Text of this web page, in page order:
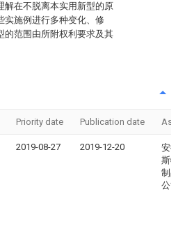
解在不脱离本实用新型的原
实施例进行多种变化、修
的范围由所附权利要求及其
Priority date Publication date
2019-08-27 2019-12-20
安徽
斯特
制品
公司